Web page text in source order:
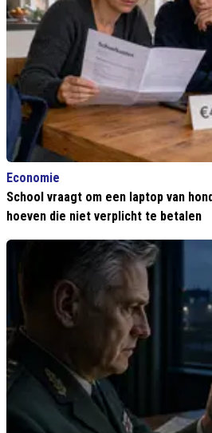
Economie
School vraagt om een laptop van
hoeven die niet verplicht te betalen